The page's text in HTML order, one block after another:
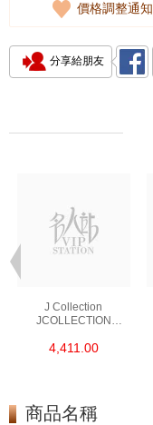
價格調整通知
分享給朋友
J Collection
JCOLLECTION
RDDI 0.48 CT18KR
4,411.00
商品名稱